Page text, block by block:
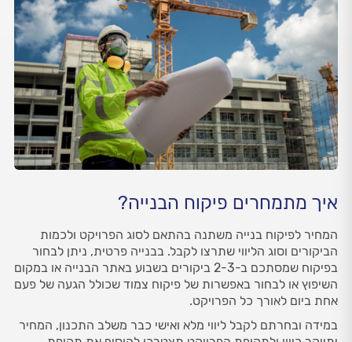
איך מתמחרים פיקוח הבנייה?
המחיר לפיקוח בנייה משתנה בהתאם לסוג הפרויקט ולכמות
הביקורים וסוג הליווי שתרצו לקבל. בבנייה פרטית, ניתן לבחור
בפיקוח שמסתכם ב-2-3 ביקורים בשבוע באתר הבנייה או במקום
השיפוץ או לבחור באפשרות של פיקוח צמוד שכולל הגעה של פעם
אחת ביום לאורך כל הפרויקט.
במידה ובחרתם לקבל ליווי מלא ואישי כבר משלב התכנון, המחיר